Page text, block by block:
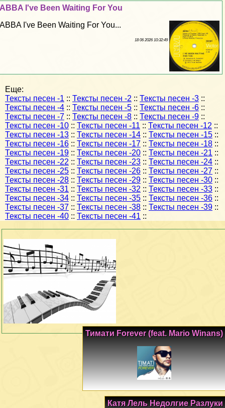
ABBA I've Been Waiting For You
ABBA I've Been Waiting For You...
18 06 2026 10:32:49
Еще:
Тексты песен -1 :: Тексты песен -2 :: Тексты песен -3 ::
Тексты песен -4 :: Тексты песен -5 :: Тексты песен -6 ::
Тексты песен -7 :: Тексты песен -8 :: Тексты песен -9 ::
Тексты песен -10 :: Тексты песен -11 :: Тексты песен -12 ::
Тексты песен -13 :: Тексты песен -14 :: Тексты песен -15 ::
Тексты песен -16 :: Тексты песен -17 :: Тексты песен -18 ::
Тексты песен -19 :: Тексты песен -20 :: Тексты песен -21 ::
Тексты песен -22 :: Тексты песен -23 :: Тексты песен -24 ::
Тексты песен -25 :: Тексты песен -26 :: Тексты песен -27 ::
Тексты песен -28 :: Тексты песен -29 :: Тексты песен -30 ::
Тексты песен -31 :: Тексты песен -32 :: Тексты песен -33 ::
Тексты песен -34 :: Тексты песен -35 :: Тексты песен -36 ::
Тексты песен -37 :: Тексты песен -38 :: Тексты песен -39 ::
Тексты песен -40 :: Тексты песен -41 ::
Тимати Forever (feat. Mario Winans)
Катя Лель Недолгие Разлуки